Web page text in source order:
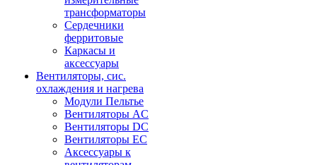
трансформаторы
Сердечники
ферритовые
Каркасы и
аксессуары
Вентиляторы, сис.
охлаждения и нагрева
Модули Пельтье
Вентиляторы AC
Вентиляторы DC
Вентиляторы EC
Аксессуары к